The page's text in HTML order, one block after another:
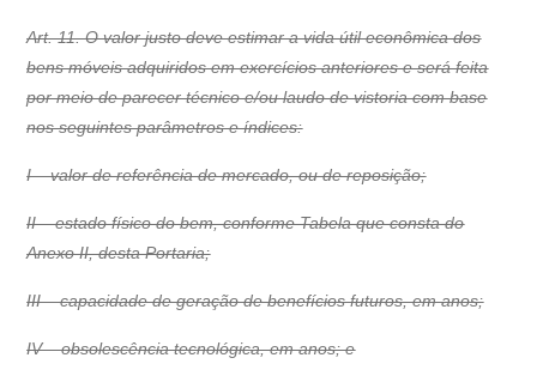
Art. 11. O valor justo deve estimar a vida útil econômica dos
bens móveis adquiridos em exercícios anteriores e será feita
por meio de parecer técnico e/ou laudo de vistoria com base
nos seguintes parâmetros e índices:
I – valor de referência de mercado, ou de reposição;
II – estado físico do bem, conforme Tabela que consta do
Anexo II, desta Portaria;
III – capacidade de geração de benefícios futuros, em anos;
IV – obsolescência tecnológica, em anos; e